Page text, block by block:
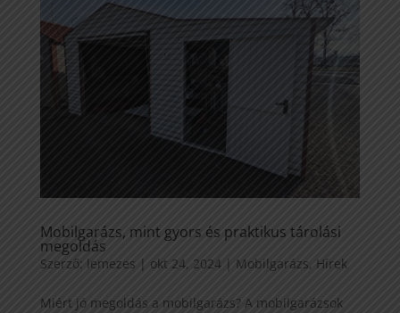
Mobilgarázs, mint gyors és praktikus tárolási
megoldás
Szerző: lemezes | okt 24, 2024| Mobilgarázs, Hírek
Miért jó megoldás a mobilgarázs? A mobilgarázsok